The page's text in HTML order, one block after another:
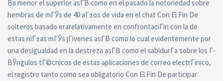
В­a menor el superior asГ­В­ como en el pasado la notoriedad sobre
hembras de mГЎs de 40 aГ±os de vida en el chat Con El Fin De
solteros basado erarelativamente en confrontaciГіn con la de
estas niГ±as mГЎs jГіvenes asГ­В­ como lo cual evidentemente por
una desigualdad en la destreza asГ­В­ como el sabidurГ­a sobre los Г­
ВЎngulos tГ©cnicos de estas aplicaciones de correo electrГіnico,
el registro tanto como sea obligatorio Con El Fin De participar